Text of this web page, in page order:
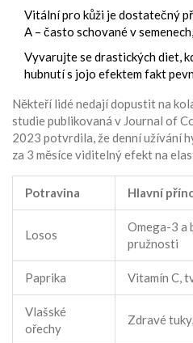
Vitální pro kůži je dostatečný
A – často schované v
Vyvarujte se drastických diet,
hubnutí s jojo efektem fakt
Někteří lidé nedají dopustit na
studie publikovaná v Journal of
2023 potvrdila, že denní užívání
za 3 měsíce viditelný efekt na
Potravina Hlavní
Losos
Omega-3 a
pružnosti
Paprika Vitamín C,
Vlašské
ořechy
Zdravé